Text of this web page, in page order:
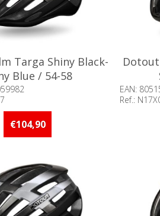
Targa Shiny Black-
Blue / 54-58
Minder dan 5 stuks
€104,90
EAN:
Ref.: